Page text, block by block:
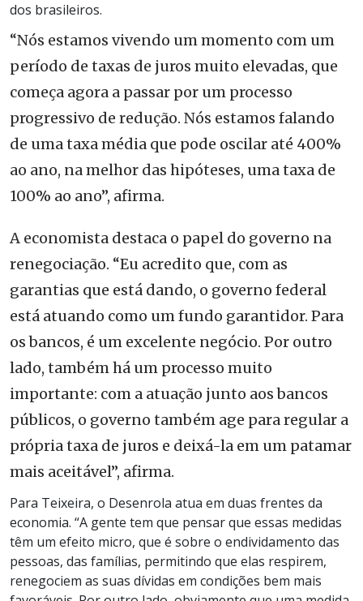
dos brasileiros.
“Nós estamos vivendo um momento com um
período de taxas de juros muito elevadas, que
começa agora a passar por um processo
progressivo de redução. Nós estamos falando
de uma taxa média que pode oscilar até 400%
ao ano, na melhor das hipóteses, uma taxa de
100% ao ano”, afirma.
A economista destaca o papel do governo na
renegociação. “Eu acredito que, com as
garantias que está dando, o governo federal
está atuando como um fundo garantidor. Para
os bancos, é um excelente negócio. Por outro
lado, também há um processo muito
importante: com a atuação junto aos bancos
públicos, o governo também age para regular a
própria taxa de juros e deixá-la em um patamar
mais aceitável”, afirma.
Para Teixeira, o Desenrola atua em duas frentes da
economia. “A gente tem que pensar que essas medidas
têm um efeito micro, que é sobre o endividamento das
pessoas, das famílias, permitindo que elas respirem,
renegociem as suas dívidas em condições bem mais